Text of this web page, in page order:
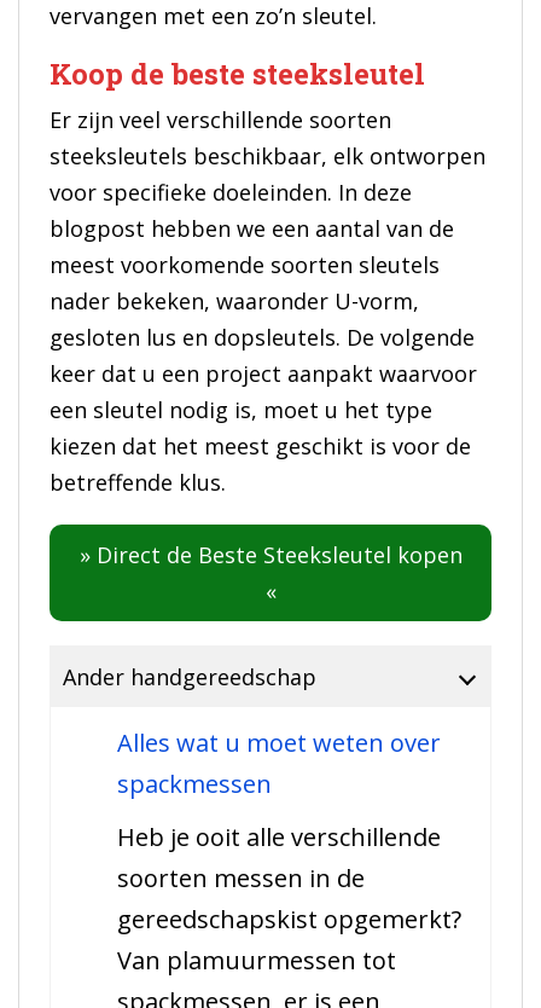
vervangen met een zo’n sleutel.
Koop de beste steeksleutel
Er zijn veel verschillende soorten
steeksleutels beschikbaar, elk ontworpen
voor specifieke doeleinden. In deze
blogpost hebben we een aantal van de
meest voorkomende soorten sleutels
nader bekeken, waaronder U-vorm,
gesloten lus en dopsleutels. De volgende
keer dat u een project aanpakt waarvoor
een sleutel nodig is, moet u het type
kiezen dat het meest geschikt is voor de
betreffende klus.
» Direct de Beste Steeksleutel kopen
«
Ander handgereedschap
Alles wat u moet weten over
spackmessen
Heb je ooit alle verschillende
soorten messen in de
gereedschapskist opgemerkt?
Van plamuurmessen tot
spackmessen, er is een